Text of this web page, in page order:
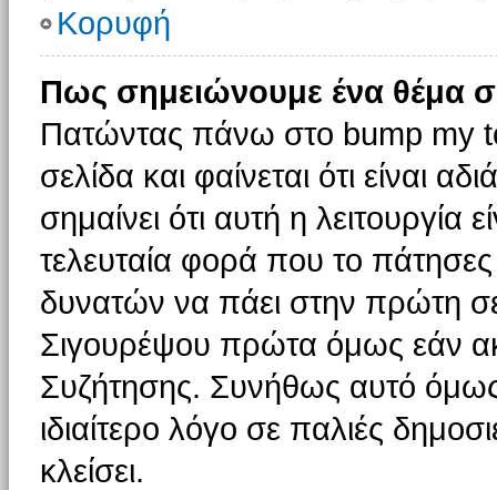
Κορυφή
Πως σημειώνουμε ένα θέμα
Πατώντας πάνω στο bump my
σελίδα και φαίνεται ότι είναι
σημαίνει ότι αυτή η λειτουργία
τελευταία φορά που το πάτησες
δυνατών να πάει στην πρώτη
Σιγουρέψου πρώτα όμως εάν
Συζήτησης. Συνήθως αυτό όμως
ιδιαίτερο λόγο σε παλιές
κλείσει.